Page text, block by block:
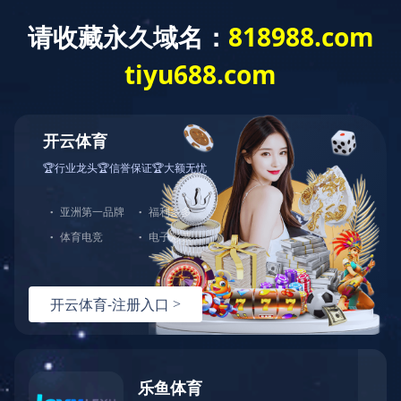
商用健身
锐强体育为您提供单位健身房、企业健身房和私家健身房等多种健身房的解决方案，为
您提供舒华、乔山和艾力斯特等国内外优质品牌的优选选择。
工程案例 家庭健身 商用健身 全民健身
康养健身 校园体育 体育公园